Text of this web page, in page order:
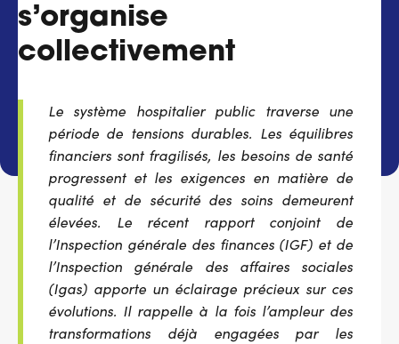
Espace presse
Aide & contact
s’organise
collectivement
Le système hospitalier public traverse une
période de tensions durables. Les équilibres
financiers sont fragilisés, les besoins de santé
progressent et les exigences en matière de
qualité et de sécurité des soins demeurent
élevées. Le récent rapport conjoint de
l’Inspection générale des finances (IGF) et de
l’Inspection générale des affaires sociales
(Igas) apporte un éclairage précieux sur ces
évolutions. Il rappelle à la fois l’ampleur des
transformations déjà engagées par les